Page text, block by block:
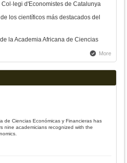
d'Economistes de Catalunya
los científicos más destacados del
la Academia Africana de Ciencias
More
de Ciencias Económicas y Financieras has
nine academicians recognized with the